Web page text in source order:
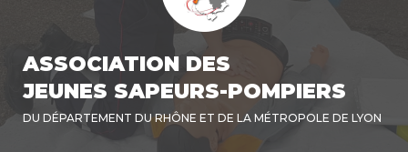
ASSOCIATION DES
JEUNES SAPEURS-POMPIERS
DU DÉPARTEMENT DU RHÔNE ET DE LA MÉTROPOLE DE LYON